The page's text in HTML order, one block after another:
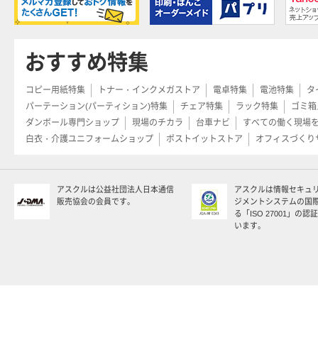
おすすめ特集
コピー用紙特集 トナー・インクメガストア 電卓特集 電池特集
タ
パーテーション(パーティション)特集
チェア特集 ラック特集
ゴミ
ダンボール専門ショップ
現場のチカラ 台車ナビ
すべての働く現場
白衣・介護ユニフォームショップ
ポストイットストア オフィスづくり
アスクルは公益社団法人日本通信
販売協会の会員です。
アスクルは情報セキュ
ジメントシステムの国
る「ISO 27001」の認
います。